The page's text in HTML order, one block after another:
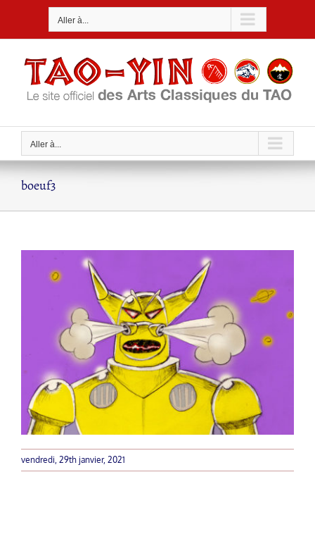
Aller à...
Aller à...
boeuf3
vendredi, 29th janvier, 2021